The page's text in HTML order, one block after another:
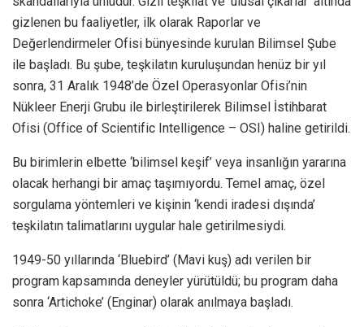
gizlenen bu faaliyetler, ilk olarak Raporlar ve
Değerlendirmeler Ofisi bünyesinde kurulan Bilimsel Şube
ile başladı. Bu şube, teşkilatın kuruluşundan henüz bir yıl
sonra, 31 Aralık 1948’de Özel Operasyonlar Ofisi’nin
Nükleer Enerji Grubu ile birleştirilerek Bilimsel İstihbarat
Ofisi (Office of Scientific Intelligence – OSI) haline getirildi.
Bu birimlerin elbette ‘bilimsel keşif’ veya insanlığın yararına
olacak herhangi bir amaç taşımıyordu. Temel amaç, özel
sorgulama yöntemleri ve kişinin ‘kendi iradesi dışında’
teşkilatın talimatlarını uygular hale getirilmesiydi.
1949-50 yıllarında ‘Bluebird’ (Mavi kuş) adı verilen bir
program kapsamında deneyler yürütüldü; bu program daha
sonra ‘Artichoke’ (Enginar) olarak anılmaya başladı.